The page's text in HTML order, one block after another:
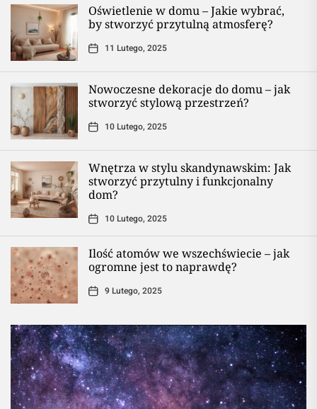
Oświetlenie w domu – Jakie wybrać,
by stworzyć przytulną atmosferę?
11 Lutego, 2025
Nowoczesne dekoracje do domu – jak
stworzyć stylową przestrzeń?
10 Lutego, 2025
Wnętrza w stylu skandynawskim: Jak
stworzyć przytulny i funkcjonalny
dom?
10 Lutego, 2025
Ilość atomów we wszechświecie – jak
ogromne jest to naprawdę?
9 Lutego, 2025